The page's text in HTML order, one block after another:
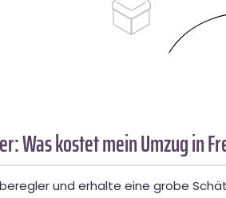
Was kostet mein Umzug in
und erhalte eine grobe